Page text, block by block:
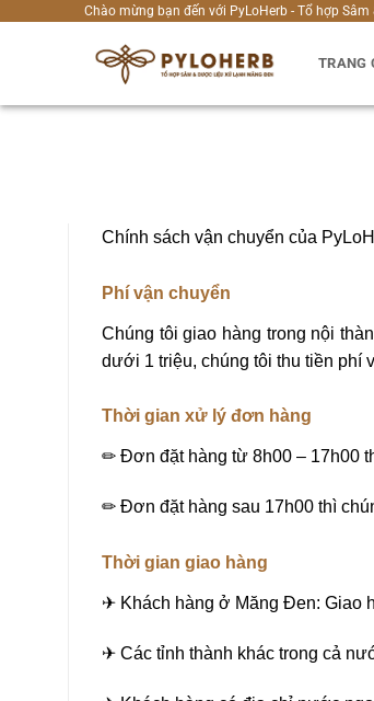
Chào mừng bạn đến với PyLoHerb - Tổ hợp
TRANG
Chính sách vận chuyển của
Phí vận chuyển
Chúng tôi giao hàng trong nội
dưới 1 triệu, chúng tôi thu tiền phí
Thời gian xử lý đơn hàng
✏ Đơn đặt hàng từ 8h00 – 17h00
✏ Đơn đặt hàng sau 17h00 thì
Thời gian giao hàng
✈ Khách hàng ở Măng Đen: Giao
✈ Các tỉnh thành khác trong cả